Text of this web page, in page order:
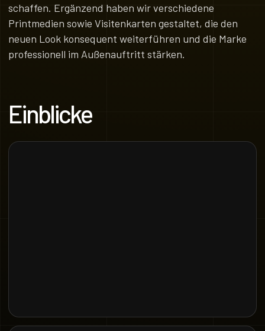
schaffen. Ergänzend haben wir verschiedene
Printmedien sowie Visitenkarten gestaltet, die den
neuen Look konsequent weiterführen und die Marke
professionell im Außenauftritt stärken.
Einblicke